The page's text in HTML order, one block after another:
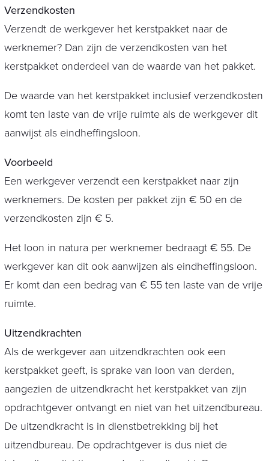
Verzendkosten
Verzendt de werkgever het kerstpakket naar de
werknemer? Dan zijn de verzendkosten van het
kerstpakket onderdeel van de waarde van het pakket.
De waarde van het kerstpakket inclusief verzendkosten
komt ten laste van de vrije ruimte als de werkgever dit
aanwijst als eindheffingsloon.
Voorbeeld
Een werkgever verzendt een kerstpakket naar zijn
werknemers. De kosten per pakket zijn € 50 en de
verzendkosten zijn € 5.
Het loon in natura per werknemer bedraagt € 55. De
werkgever kan dit ook aanwijzen als eindheffingsloon.
Er komt dan een bedrag van € 55 ten laste van de vrije
ruimte.
Uitzendkrachten
Als de werkgever aan uitzendkrachten ook een
kerstpakket geeft, is sprake van loon van derden,
aangezien de uitzendkracht het kerstpakket van zijn
opdrachtgever ontvangt en niet van het uitzendbureau.
De uitzendkracht is in dienstbetrekking bij het
uitzendbureau. De opdrachtgever is dus niet de